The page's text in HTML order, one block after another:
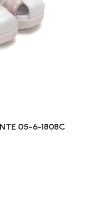
05-6-1808C